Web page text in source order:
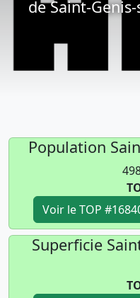
de Saint-
Population
Voir le TOP
Superficie